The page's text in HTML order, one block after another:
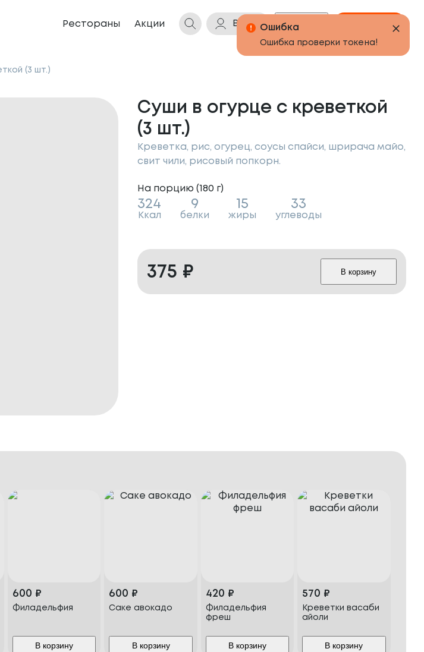
Рестораны Акции Войти Бонусы Корзина
(3 шт.)
Суши в огурце с креветкой
(3 шт.)
Креветка, рис, огурец, соусы спайси, шрирача майо,
свит чили, рисовый попкорн.
На порцию (180 г)
324
Ккал
9
белки
15
жиры
33
углеводы
375 ₽ В корзину
600 ₽
Филадельфия
В корзину
600 ₽
Саке авокадо
В корзину
420 ₽
Филадельфия
фреш
В корзину
570 ₽
Креветки васаби
айоли
В корзину